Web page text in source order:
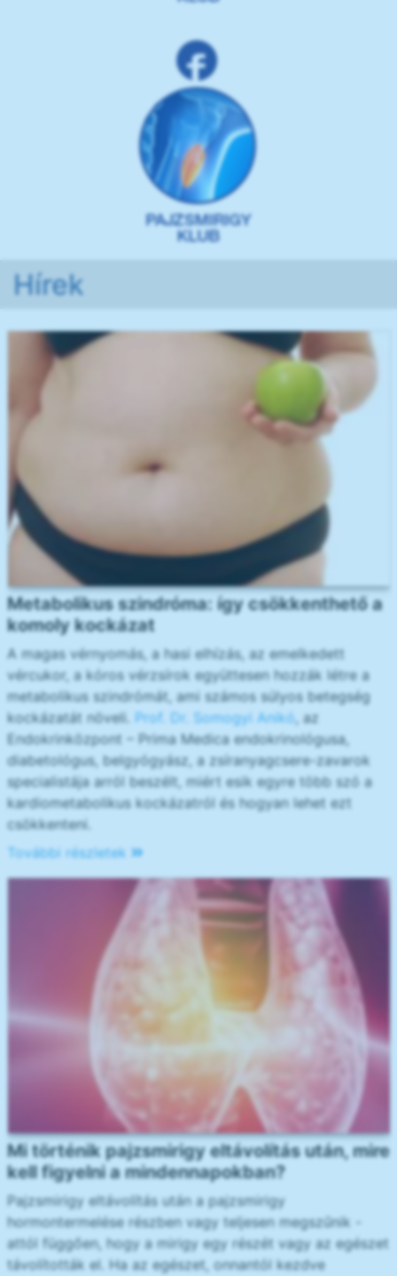
Hírek
Metabolikus szindróma: így csökkenthető a
komoly kockázat
A magas vérnyomás, a hasi elhízás, az emelkedett
vércukor, a kóros vérzsírok együttesen hozzák létre a
metabolikus szindrómát, ami számos súlyos betegség
kockázatát növeli. Prof. Dr. Somogyi Anikó, az
Endokrinközpont – Prima Medica endokrinológusa,
diabetológus, belgyógyász, a zsíranyagcsere-zavarok
specialistája arról beszélt, miért esik egyre több szó a
kardiometabolikus kockázatról és hogyan lehet ezt
csökkenteni.
További részletek
Mi történik pajzsmirigy eltávolítás után, mire
kell figyelni a mindennapokban?
Pajzsmirigy eltávolítás után a pajzsmirigy
hormontermelése részben vagy teljesen megszűnik -
attól függően, hogy a mirigy egy részét vagy az egészet
távolították el. Ha az egészet, onnantól kezdve